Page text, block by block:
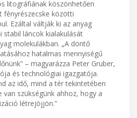
litográfiának köszönhetően
fényrészecske közötti
Ezáltal váltják ki az anyag
stabil láncok kialakulását
molekulákban. „A döntő
hatalmas mennyiségű
– magyarázza Peter Gruber,
és technológiai igazgatója.
az idő, mind a tér tekintetében
szükségünk ahhoz, hogy a
létrejöjjön.”